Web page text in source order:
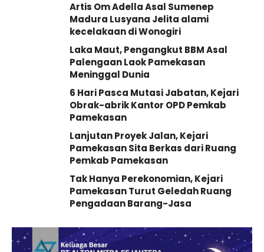
Artis Om Adella Asal Sumenep
Madura Lusyana Jelita alami
kecelakaan di Wonogiri
Laka Maut, Pengangkut BBM Asal
Palengaan Laok Pamekasan
Meninggal Dunia
6 Hari Pasca Mutasi Jabatan, Kejari
Obrak-abrik Kantor OPD Pemkab
Pamekasan
Lanjutan Proyek Jalan, Kejari
Pamekasan Sita Berkas dari Ruang
Pemkab Pamekasan
Tak Hanya Perekonomian, Kejari
Pamekasan Turut Geledah Ruang
Pengadaan Barang-Jasa